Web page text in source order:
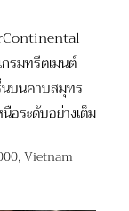
รมทรีตเมนต์
นบนคาบสมุทร
อระดับอย่างเต็ม
Vietnam